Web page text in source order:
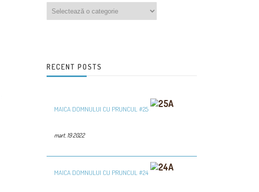
RECENT POSTS
MAICA DOMNULUI CU PRUNCUL #25
mart. 19 2022
MAICA DOMNULUI CU PRUNCUL #24